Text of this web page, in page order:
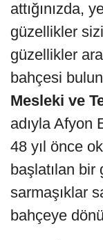
attığınızda,
güzellikler
güzellikler
bahçesi
Mesleki ve
adıyla Afyon
48 yıl önce
başlatılan
sarmaşıklar
bahçeye